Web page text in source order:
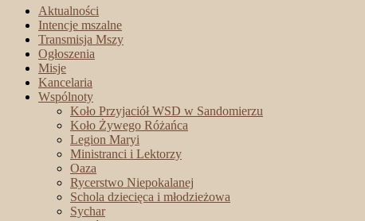
Aktualności
Intencje mszalne
Transmisja Mszy
Ogłoszenia
Misje
Kancelaria
Wspólnoty
Koło Przyjaciół WSD w Sandomierzu
Koło Żywego Różańca
Legion Maryi
Ministranci i Lektorzy
Oaza
Rycerstwo Niepokalanej
Schola dziecięca i młodzieżowa
Sychar